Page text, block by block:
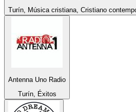
Turín, Música cristiana, Cristiano
Antenna Uno Radio
Turín, Éxitos